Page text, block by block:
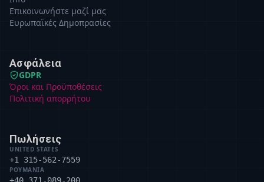
Επικοινωνήστε μαζί μας
Ευρωπαϊκές Δημοπρασίες
Ασφάλεια
GDPR
Όροι και Προϋποθέσεις
Πολιτική απορρήτου
Πωλήσεις
UNITED STATES
+1 315-562-7559
ΡΟΥΜΑΝΊΑ
+40 371-089-200